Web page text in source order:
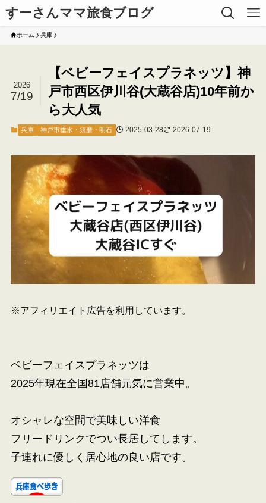
すーさんママ旅食ブログ
ホーム 兵庫
【ベビーフェイスプラネッツ】神
戸市西区伊川谷(大蔵谷店)10年前か
ら大人気
2026
7/19
兵庫 神戸市垂水・須磨・明石 2025-03-28 2026-07-19
※アフィリエイト広告を利用しています。
ベビーフェイスプラネッツは
2025年現在全国81店舗元気に営業中。
オシャレな空間で美味しい洋食
フリードリンクでつい長居してします。
子連れに優しく居心地の良い店です。